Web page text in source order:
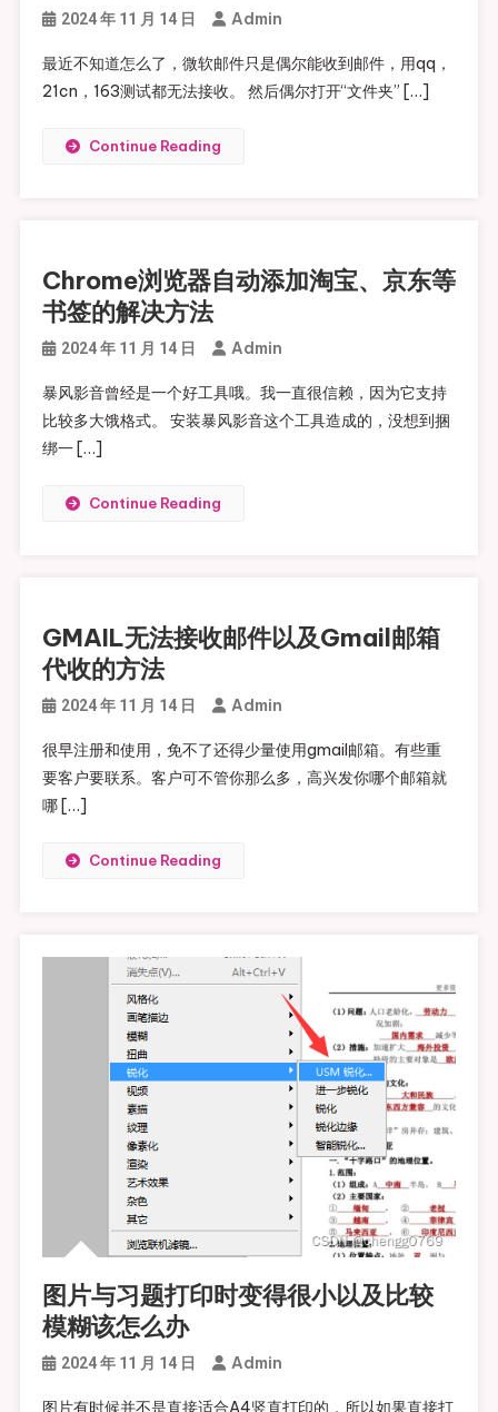
2024 年 11 月 14 日 Admin
最近不知道怎么了，微软邮件只是偶尔能收到邮件，用qq，
21cn，163测试都无法接收。 然后偶尔打开“文件夹” […]
Continue Reading
Chrome浏览器自动添加淘宝、京东等
书签的解决方法
2024 年 11 月 14 日 Admin
暴风影音曾经是一个好工具哦。我一直很信赖，因为它支持
比较多大饿格式。 安装暴风影音这个工具造成的，没想到捆
绑一 […]
Continue Reading
GMAIL无法接收邮件以及Gmail邮箱
代收的方法
2024 年 11 月 14 日 Admin
很早注册和使用，免不了还得少量使用gmail邮箱。有些重
要客户要联系。客户可不管你那么多，高兴发你哪个邮箱就
哪 […]
Continue Reading
图片与习题打印时变得很小以及比较
模糊该怎么办
2024 年 11 月 14 日 Admin
图片有时候并不是直接适合A4竖直打印的，所以如果直接打